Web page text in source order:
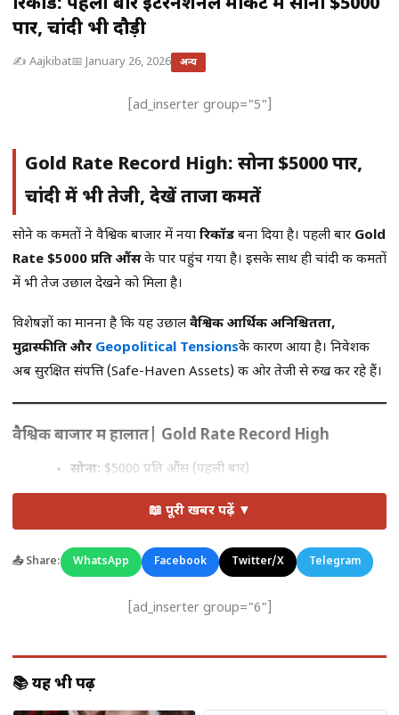
पार, चांदी भी दौड़ी
✍️ Aajkibat📅 January 26, 2026 अन्य
[ad_inserter group="5"]
Gold Rate Record High: सोना $5000 पार,
चांदी में भी तेजी, देखें ताजा कीमतें
सोने की कीमतों ने वैश्विक बाजार में नया रिकॉर्ड बना दिया है। पहली बार Gold
Rate $5000 प्रति औंसके पार पहुंच गया है। इसके साथ ही चांदी की कीमतों
में भी तेज उछाल देखने को मिला है।
विशेषज्ञों का मानना है कि यह उछाल वैश्विक आर्थिक अनिश्चितता,
मुद्रास्फीति और Geopolitical Tensionsके कारण आया है। निवेशक
अब सुरक्षित संपत्ति (Safe-Haven Assets) की ओर तेजी से रुख कर रहे हैं।
वैश्विक बाजार में हालात| Gold Rate Record High
सोना: $5000 प्रति औंस (पहली बार)
लगातार बढ़ोतरी के साथ ट्रेडिंग
डॉलर में कमजोरी और वैश्विक तनाव से निवेशक सोने और चांदी की
ओर आकर्षित हो रहे हैं।
विशेषज्ञों के मुताबिक, आने वाले हफ्तों में Gold Rate में और तेजी देखने को
मिल सकती है अगर वैश्विक आर्थिक और राजनीतिक अनिश्चितता बनी रहती है।
📖 पूरी खबर पढ़ें ▼
📤 Share: WhatsApp Facebook Twitter/X Telegram
[ad_inserter group="6"]
📚 यह भी पढ़ें